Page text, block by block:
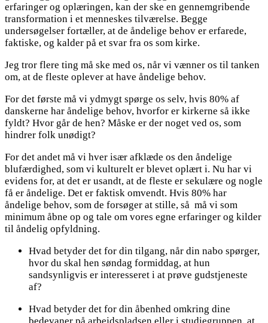
erfaringer og oplæringen, kan der ske en gennemgribende
transformation i et menneskes tilværelse. Begge
undersøgelser fortæller, at de åndelige behov er erfarede,
faktiske, og kalder på et svar fra os som kirke.
Jeg tror flere ting må ske med os, når vi vænner os til tanken
om, at de fleste oplever at have åndelige behov.
For det første må vi ydmygt spørge os selv, hvis 80% af
danskerne har åndelige behov, hvorfor er kirkerne så ikke
fyldt? Hvor går de hen? Måske er der noget ved os, som
hindrer folk unødigt?
For det andet må vi hver især afklæde os den åndelige
blufærdighed, som vi kulturelt er blevet oplært i. Nu har vi
evidens for, at det er usandt, at de fleste er sekulære og nogle
få er åndelige. Det er faktisk omvendt. Hvis 80% har
åndelige behov, som de forsøger at stille, så må vi som
minimum åbne op og tale om vores egne erfaringer og kilder
til åndelig opfyldning.
Hvad betyder det for din tilgang, når din nabo spørger,
hvor du skal hen søndag formiddag, at hun
sandsynligvis er interesseret i at prøve gudstjeneste
af?
Hvad betyder det for din åbenhed omkring dine
bedevaner på arbejdspladsen eller i studiegruppen, at